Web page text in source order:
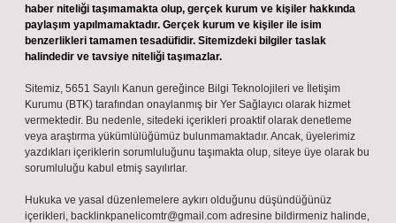
haber niteliği taşımamakta olup, gerçek kurum ve kişiler hakkında
paylaşım yapılmamaktadır. Gerçek kurum ve kişiler ile isim
benzerlikleri tamamen tesadüfidir. Sitemizdeki bilgiler taslak
halindedir ve tavsiye niteliği taşımazlar.
Sitemiz, 5651 Sayılı Kanun gereğince Bilgi Teknolojileri ve İletişim
Kurumu (BTK) tarafından onaylanmış bir Yer Sağlayıcı olarak hizmet
vermektedir. Bu nedenle, sitedeki içerikleri proaktif olarak denetleme
veya araştırma yükümlülüğümüz bulunmamaktadır. Ancak, üyelerimiz
yazdıkları içeriklerin sorumluluğunu taşımakta olup, siteye üye olarak bu
sorumluluğu kabul etmiş sayılırlar.
Hukuka ve yasal düzenlemelere aykırı olduğunu düşündüğünüz
içerikleri, backlinkpanelicomtr@gmail.com adresine bildirmeniz halinde,